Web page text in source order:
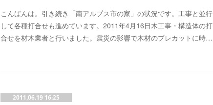
こんばんは。引き続き「南アルプス市の家」の状況です。工事と並行
して各種打合せも進めています。2011年4月16日木工事・構造体の打
合せを材木業者と行いました。震災の影響で木材のプレカットに時…
2011.06.19 16:25